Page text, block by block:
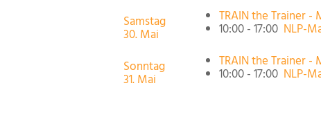
Samstag
30. Mai
TRAIN the Trainer -
10:00 - 17:00 NLP-
Sonntag
31. Mai
TRAIN the Trainer -
10:00 - 17:00 NLP-